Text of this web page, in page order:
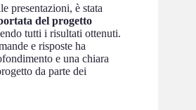
presentazioni, è stata
del progetto
tutti i risultati ottenuti.
e risposte ha
e una chiara
da parte dei